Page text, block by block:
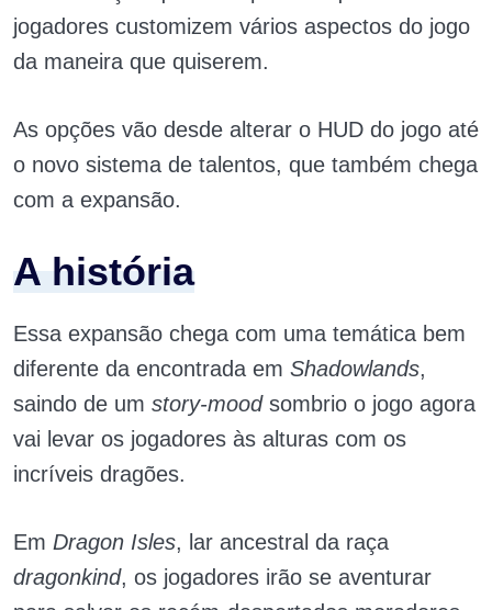
jogadores customizem vários aspectos do jogo
da maneira que quiserem.
As opções vão desde alterar o HUD do jogo até
o novo sistema de talentos, que também chega
com a expansão.
A história
Essa expansão chega com uma temática bem
diferente da encontrada em Shadowlands,
saindo de um story-moodsombrio o jogo agora
vai levar os jogadores às alturas com os
incríveis dragões.
Em Dragon Isles, lar ancestral da raça
dragonkind, os jogadores irão se aventurar